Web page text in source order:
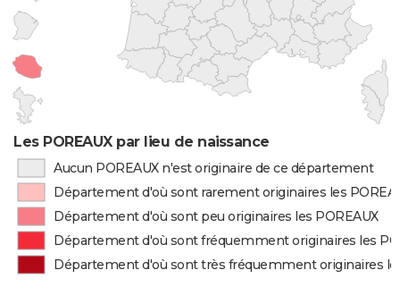
Les POREAUX par lieu de naissance
Aucun POREAUX n'est originaire de ce département
Département d'où sont rarement originaires les
Département d'où sont peu originaires les POREAUX
Département d'où sont fréquemment originaires les
Département d'où sont très fréquemment originaires